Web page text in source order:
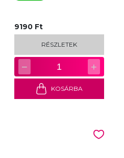
9190 Ft
RÉSZLETEK
− 1 +
KOSÁRBA